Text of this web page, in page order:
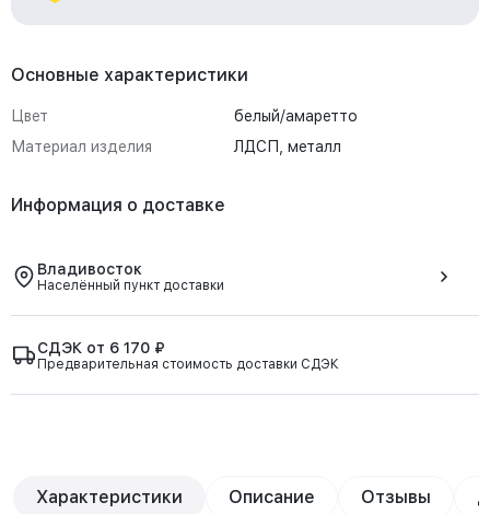
Основные характеристики
Цвет
белый/амаретто
Материал изделия
ЛДСП, металл
Информация о доставке
Владивосток
Населённый пункт доставки
СДЭК от 6 170 ₽
Предварительная стоимость доставки СДЭК
Характеристики Описание Отзывы